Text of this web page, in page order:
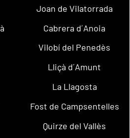
Joan de Vilatorrada
Cabrera d´Anoia
Vilobí del Penedès
Lliçà d´Amunt
La Llagosta
Fost de Campsentelles
Quirze del Vallès